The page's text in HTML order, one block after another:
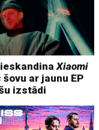
Xiaomi
šovu ar jaunu EP
izstādi